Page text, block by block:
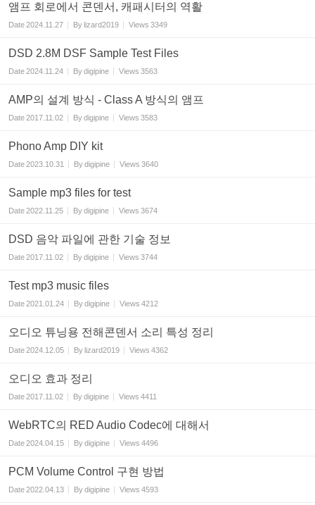
앰프 회로에서 콘덴서, 캐패시터의 역활
Date2024.11.27 Bylizard2019 Views 3349
DSD 2.8M DSF Sample Test Files
Date2024.11.24 Bydigipine Views 3563
AMP의 설계 방식 - Class A 방식의 앰프
Date2017.11.02 Bydigipine Views 3583
Phono Amp DIY kit
Date2023.10.31 Bydigipine Views 3640
Sample mp3 files for test
Date2022.11.25 Bydigipine Views 3674
DSD 음악 파일에 관한 기술 정보
Date2017.11.02 Bydigipine Views 3744
Test mp3 music files
Date2021.01.24 Bydigipine Views 4212
오디오 튜닝용 전해콘덴서 소리 특성 정리
Date2024.12.05 Bylizard2019 Views 4362
오디오 효과 정리
Date2017.11.02 Bydigipine Views 4411
WebRTC의 RED Audio Codec에 대해서
Date2024.04.15 Bydigipine Views 4496
PCM Volume Control 구현 방법
Date2022.04.13 Bydigipine Views 4593